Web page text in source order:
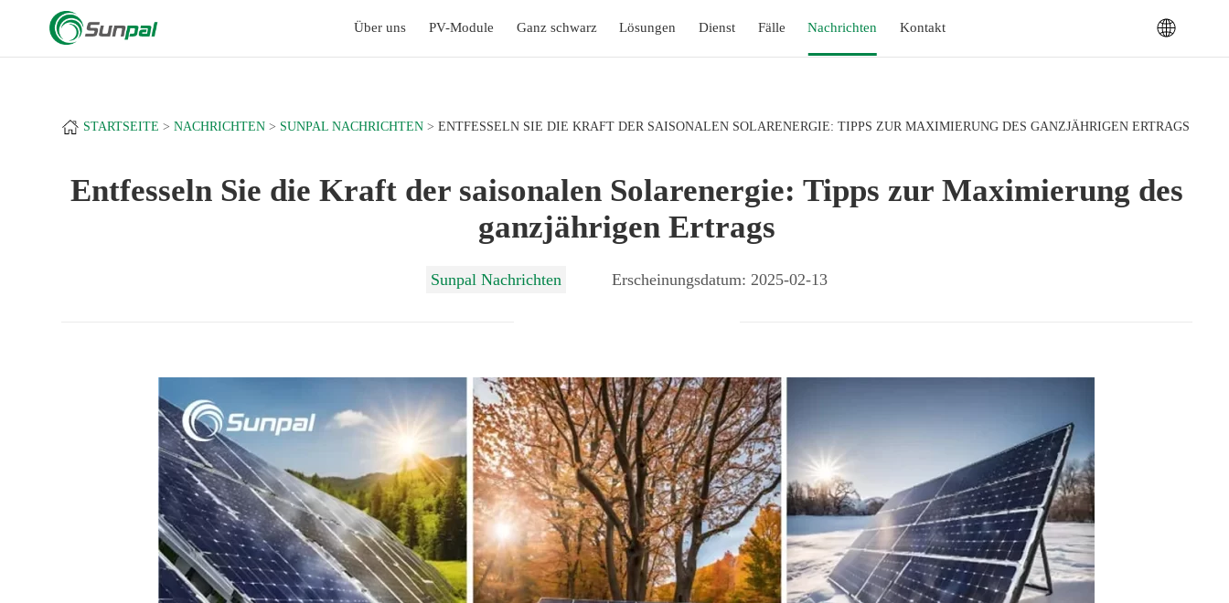
Über uns PV-Module Ganz schwarz Lösungen Dienst Fälle Nachrichten Kontakt
STARTSEITE NACHRICHTEN SUNPAL NACHRICHTEN ENTFESSELN SIE DIE KRAFT DER SAISONALEN SOLARENERGIE: TIPPS ZUR MAXIMIERUNG DES GANZJÄHRIGEN ERTRAGS
Entfesseln Sie die Kraft der saisonalen Solarenergie: Tipps zur Maximierung des
ganzjährigen Ertrags
Sunpal Nachrichten Erscheinungsdatum: 2025-02-13